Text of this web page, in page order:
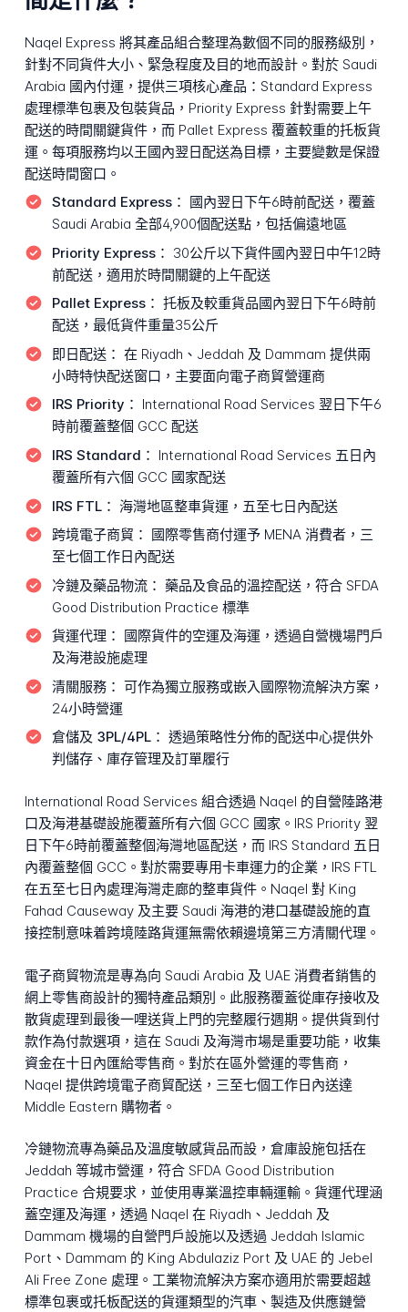
Naqel Express 將其產品組合整理為數個不同的服務級別，
針對不同貨件大小、緊急程度及目的地而設計。對於 Saudi
Arabia 國內付運，提供三項核心產品：Standard Express
處理標準包裹及包裝貨品，Priority Express 針對需要上午
配送的時間關鍵貨件，而 Pallet Express 覆蓋較重的托板貨
運。每項服務均以王國內翌日配送為目標，主要變數是保證
配送時間窗口。
Standard Express：
國內翌日下午6時前配送，覆蓋
Saudi Arabia 全部4,900個配送點，包括偏遠地區
Priority Express： 30公斤以下貨件國內翌日中午12時
前配送，適用於時間關鍵的上午配送
Pallet Express： 托板及較重貨品國內翌日下午6時前
配送，最低貨件重量35公斤
即日配送： 在 Riyadh、Jeddah 及 Dammam 提供兩
小時特快配送窗口，主要面向電子商貿營運商
IRS Priority： International Road Services 翌日下午6
時前覆蓋整個 GCC 配送
IRS Standard： International Road Services 五日內
覆蓋所有六個 GCC 國家配送
IRS FTL： 海灣地區整車貨運，五至七日內配送
跨境電子商貿： 國際零售商付運予 MENA 消費者，三
至七個工作日內配送
冷鏈及藥品物流： 藥品及食品的溫控配送，符合 SFDA
Good Distribution Practice 標準
貨運代理： 國際貨件的空運及海運，透過自營機場門戶
及海港設施處理
清關服務： 可作為獨立服務或嵌入國際物流解決方案，
24小時營運
倉儲及 3PL/4PL： 透過策略性分佈的配送中心提供外
判儲存、庫存管理及訂單履行
International Road Services 組合透過 Naqel 的自營陸路港
口及海港基礎設施覆蓋所有六個 GCC 國家。IRS Priority 翌
日下午6時前覆蓋整個海灣地區配送，而 IRS Standard 五日
內覆蓋整個 GCC。對於需要專用卡車運力的企業，IRS FTL
在五至七日內處理海灣走廊的整車貨件。Naqel 對 King
Fahad Causeway 及主要 Saudi 海港的港口基礎設施的直
接控制意味着跨境陸路貨運無需依賴邊境第三方清關代理。
電子商貿物流是專為向 Saudi Arabia 及 UAE 消費者銷售的
網上零售商設計的獨特產品類別。此服務覆蓋從庫存接收及
散貨處理到最後一哩送貨上門的完整履行週期。提供貨到付
款作為付款選項，這在 Saudi 及海灣市場是重要功能，收集
資金在十日內匯給零售商。對於在區外營運的零售商，
Naqel 提供跨境電子商貿配送，三至七個工作日內送達
Middle Eastern 購物者。
冷鏈物流專為藥品及溫度敏感貨品而設，倉庫設施包括在
Jeddah 等城市營運，符合 SFDA Good Distribution
Practice 合規要求，並使用專業溫控車輛運輸。貨運代理涵
蓋空運及海運，透過 Naqel 在 Riyadh、Jeddah 及
Dammam 機場的自營門戶設施以及透過 Jeddah Islamic
Port、Dammam 的 King Abdulaziz Port 及 UAE 的 Jebel
Ali Free Zone 處理。工業物流解決方案亦適用於需要超越
標準包裹或托板配送的貨運類型的汽車、製造及供應鏈營